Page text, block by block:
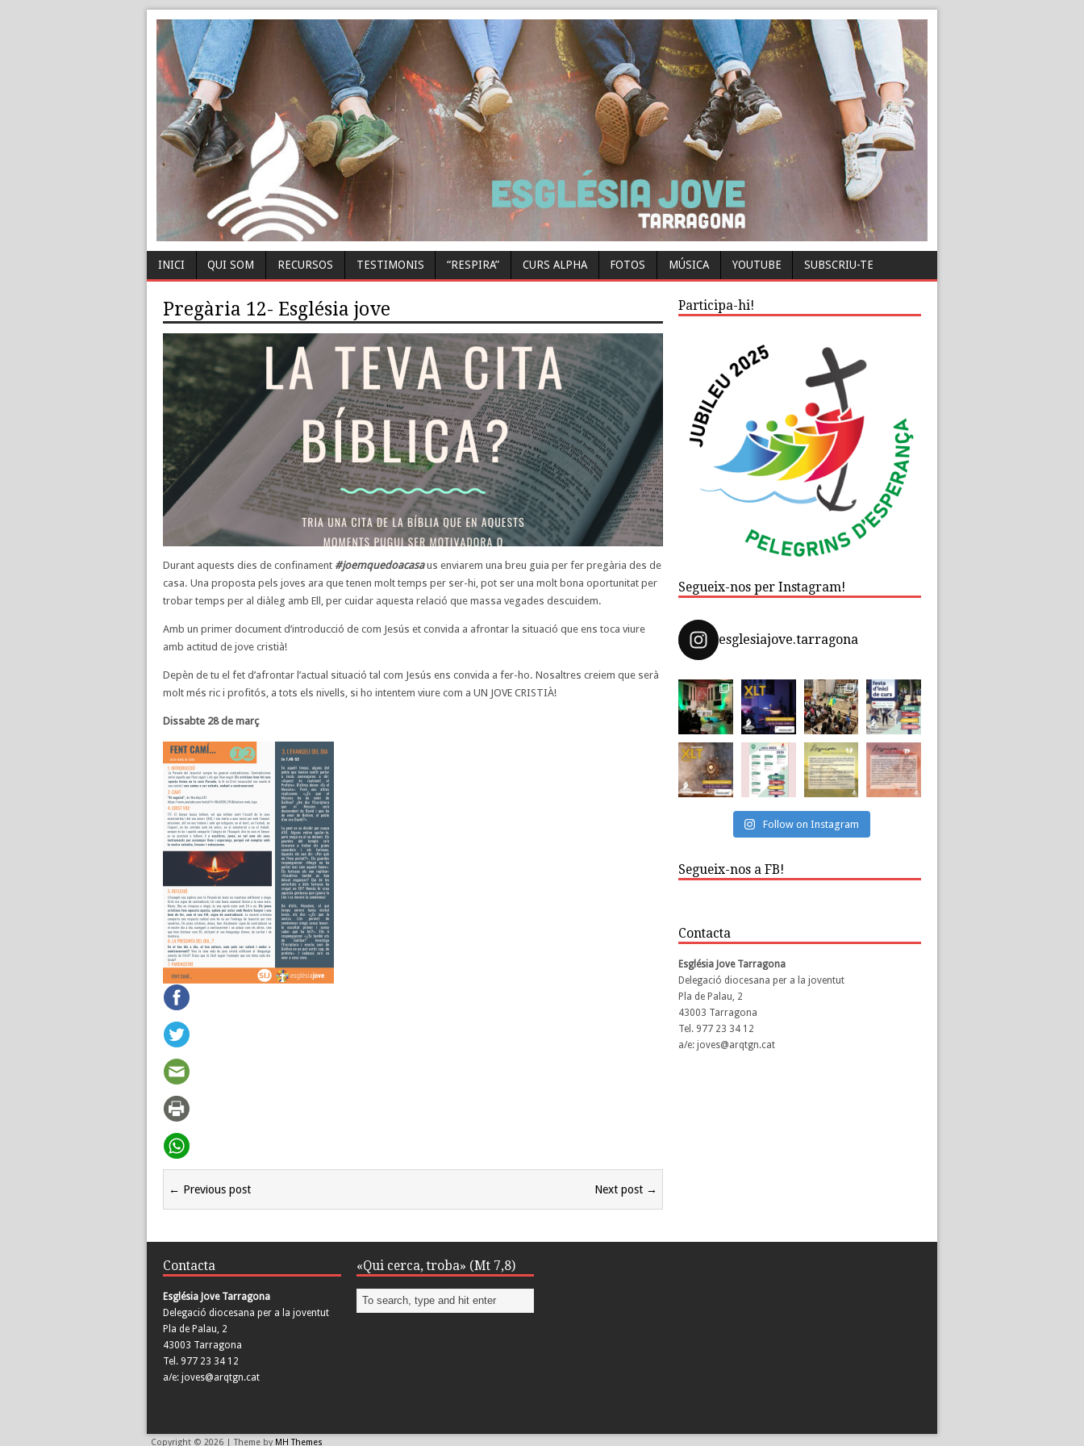
INICI QUI SOM RECURSOS TESTIMONIS “RESPIRA” CURS ALPHA FOTOS MÚSICA YOUTUBE SUBSCRIU-TE
Pregària 12- Església jove
Durant aquests dies de confinament #joemquedoacasaus enviarem una breu guia per fer pregària des de
casa. Una proposta pels joves ara que tenen molt temps per ser-hi, pot ser una molt bona oportunitat per
trobar temps per al diàleg amb Ell, per cuidar aquesta relació que massa vegades descuidem.
Amb un primer document d’introducció de com Jesús et convida a afrontar la situació que ens toca viure
amb actitud de jove cristià!
Depèn de tu el fet d’afrontar l’actual situació tal com Jesús ens convida a fer-ho. Nosaltres creiem que serà
molt més ric i profitós, a tots els nivells, si ho intentem viure com a UN JOVE CRISTIÀ!
Dissabte 28 de març
← Previous post Next post →
Participa-hi!
Segueix-nos per Instagram!
esglesiajove.tarragona
Follow on Instagram
Segueix-nos a FB!
Contacta
Església Jove Tarragona
Delegació diocesana per a la joventut
Pla de Palau, 2
43003 Tarragona
Tel. 977 23 34 12
a/e: joves@arqtgn.cat
Contacta
Església Jove Tarragona
Delegació diocesana per a la joventut
Pla de Palau, 2
43003 Tarragona
Tel. 977 23 34 12
a/e: joves@arqtgn.cat
«Qui cerca, troba» (Mt 7,8)
Copyright © 2026 | Theme by MH Themes